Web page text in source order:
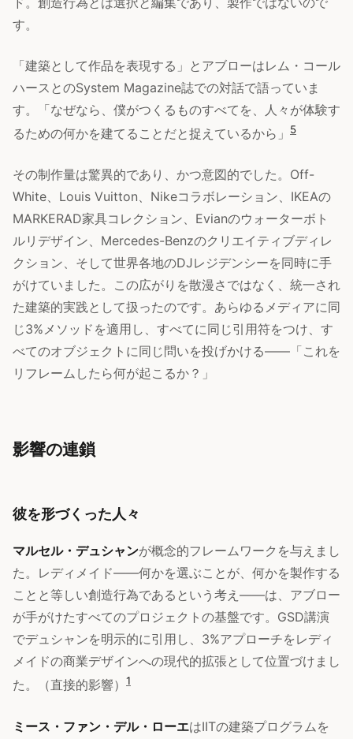
す。
「建築として作品を表現する」とアブローはレム・コール
ハースとのSystem Magazine誌での対話で語っていま
す。「なぜなら、僕がつくるものすべてを、人々が体験す
るための何かを建てることだと捉えているから」
5
その制作量は驚異的であり、かつ意図的でした。Off-
White、Louis Vuitton、Nikeコラボレーション、IKEAの
MARKERAD家具コレクション、Evianのウォーターボト
ルリデザイン、Mercedes-Benzのクリエイティブディレ
クション、そして世界各地のDJレジデンシーを同時に手
がけていました。この広がりを散漫さではなく、統一され
た建築的実践として扱ったのです。あらゆるメディアに同
じ3%メソッドを適用し、すべてに同じ引用符をつけ、す
べてのオブジェクトに同じ問いを投げかける——「これを
リフレームしたら何が起こるか？」
影響の連鎖
彼を形づくった人々
マルセル・デュシャンが概念的フレームワークを与えまし
た。レディメイド——何かを選ぶことが、何かを製作する
ことと等しい創造行為であるという考え——は、アブロー
が手がけたすべてのプロジェクトの基盤です。GSD講演
でデュシャンを明示的に引用し、3%アプローチをレディ
メイドの商業デザインへの現代的拡張として位置づけまし
た。（直接的影響）
1
ミース・ファン・デル・ローエはIITの建築プログラムを